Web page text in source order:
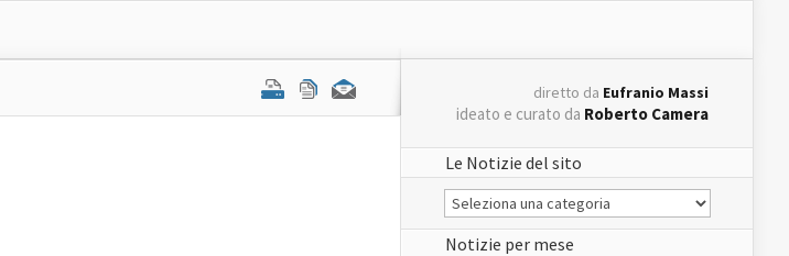
diretto da Eufranio Massi
ideato e curato da Roberto Camera
Le Notizie del sito
Le
Notizie
del
sito
Notizie per mese